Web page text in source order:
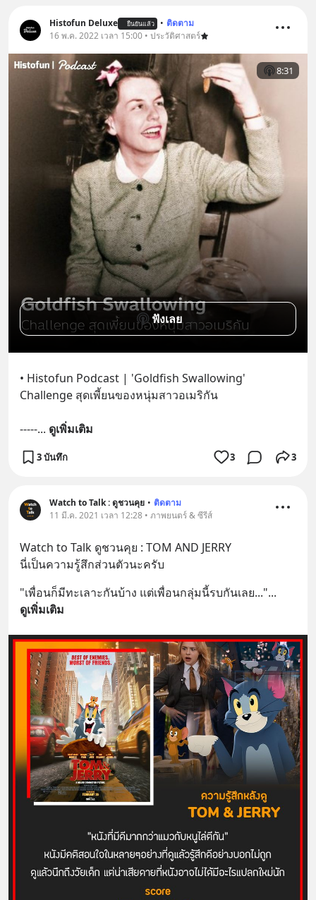
Histofun Deluxe ยืนยันแล้ว • ติดตาม
16 พ.ค. 2022 เวลา 15:00 • ประวัติศาสตร์
8:31
ฟังเลย
• Histofun Podcast | 'Goldfish Swallowing'
Challenge สุดเพี้ยนของหนุ่มสาวอเมริกัน
-----... ดูเพิ่มเติม
3 บันทึก 3 3
Watch to Talk : ดูชวนคุย • ติดตาม
11 มี.ค. 2021 เวลา 12:28 • ภาพยนตร์ & ซีรีส์
Watch to Talk ดูชวนคุย : TOM AND JERRY
นี่เป็นความรู้สึกส่วนตัวนะครับ
"เพื่อนก็มีทะเลาะกันบ้าง แต่เพื่อนกลุ่มนี้รบกันเลย..."...
ดูเพิ่มเติม